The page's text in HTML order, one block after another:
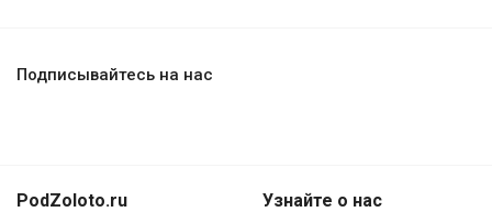
Подписывайтесь на нас
PodZoloto.ru Узнайте о нас